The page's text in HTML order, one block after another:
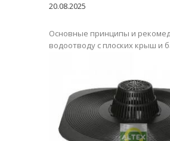
20.08.2025
Основные принципы и
водоотводу с плоских крыш и